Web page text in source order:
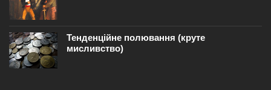
Тенденційне полювання (круте
мисливство)